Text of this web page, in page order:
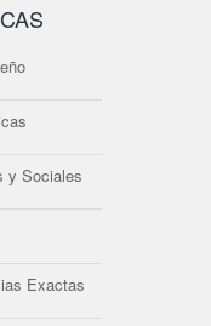
y Sociales
Exactas